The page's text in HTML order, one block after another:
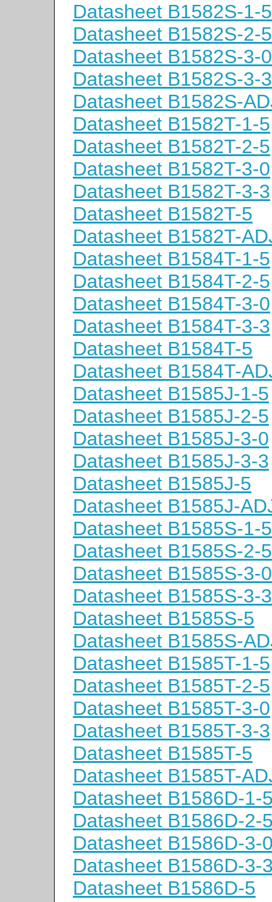
Datasheet B1582S-1-5
Datasheet B1582S-2-5
Datasheet B1582S-3-0
Datasheet B1582S-3-3
Datasheet B1582S-
Datasheet B1582T-1-5
Datasheet B1582T-2-5
Datasheet B1582T-3-0
Datasheet B1582T-3-3
Datasheet B1582T-5
Datasheet B1582T-
Datasheet B1584T-1-5
Datasheet B1584T-2-5
Datasheet B1584T-3-0
Datasheet B1584T-3-3
Datasheet B1584T-5
Datasheet B1584T-
Datasheet B1585J-1-5
Datasheet B1585J-2-5
Datasheet B1585J-3-0
Datasheet B1585J-3-3
Datasheet B1585J-5
Datasheet B1585J-
Datasheet B1585S-1-5
Datasheet B1585S-2-5
Datasheet B1585S-3-0
Datasheet B1585S-3-3
Datasheet B1585S-5
Datasheet B1585S-
Datasheet B1585T-1-5
Datasheet B1585T-2-5
Datasheet B1585T-3-0
Datasheet B1585T-3-3
Datasheet B1585T-5
Datasheet B1585T-
Datasheet B1586D-1-
Datasheet B1586D-2-
Datasheet B1586D-3-
Datasheet B1586D-3-
Datasheet B1586D-5